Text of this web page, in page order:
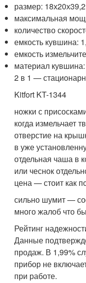
размер:
максимальная
количество
емкость кувшина:
емкость
материал кувшина:
2 в 1 —
Kitfort KT-1344
ножки с
когда измельчает
отверстие на
в уже
отдельная чаша в
или чеснок
цена — стоит как
сильно шумит —
много жалоб что
Рейтинг
Данные
продаж. В 1,99%
прибор не
при работе.